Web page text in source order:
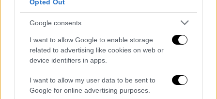
Opted Out
Google consents
I want to allow Google to enable storage
related to advertising like cookies on web or
device identifiers in apps.
I want to allow my user data to be sent to
Google for online advertising purposes.
δημοσιεύτηκανκαι στο περιοδικόAntiquity.
πρώτη είναι ότι χρησιμοποιήθηκε για
λόγουςσεξουαλικής ικανοποίησης. «Αυτό θα
μπορούσε να σημαίνει ότι ήταν ένα
σεξουαλικό βοήθημα, αν και χρειάζεται
κάποια προσοχή» δήλωσε ο Κόλινς.